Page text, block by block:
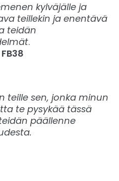
kylväjälle ja
teillekin ja enentävä
teidän
.
teille sen, jonka minun
te pysykää tässä
päällenne